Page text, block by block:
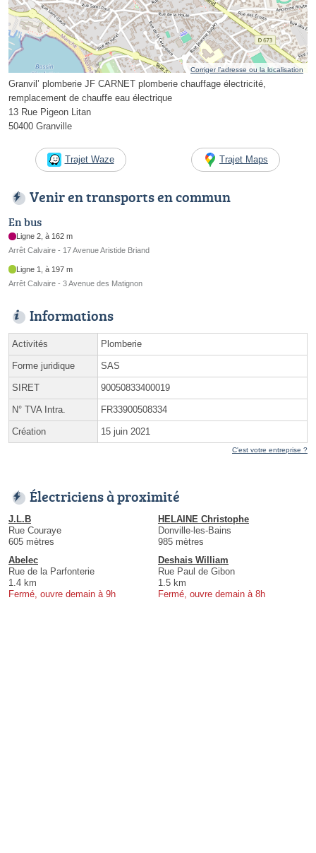
Corriger l’adresse ou la localisation
Granvil’ plomberie JF CARNET plomberie chauffage électricité,
remplacement de chauffe eau électrique
13 Rue Pigeon Litan
50400 Granville
Trajet Waze Trajet Maps
Venir en transports en commun
En bus
Ligne 2, à 162 m
Arrêt Calvaire - 17 Avenue Aristide Briand
Ligne 1, à 197 m
Arrêt Calvaire - 3 Avenue des Matignon
Informations
Activités Plomberie
Forme juridique SAS
SIRET 90050833400019
N° TVA Intra. FR33900508334
Création 15 juin 2021
C'est votre entreprise ?
Électriciens à proximité
J.L.B
Rue Couraye
605 mètres
HELAINE Christophe
Donville-les-Bains
985 mètres
Abelec
Rue de la Parfonterie
1.4 km
Fermé, ouvre demain à 9h
Deshais William
Rue Paul de Gibon
1.5 km
Fermé, ouvre demain à 8h